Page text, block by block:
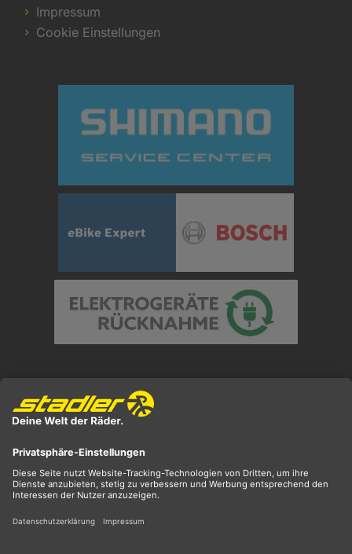
Impressum
Cookie Einstellungen